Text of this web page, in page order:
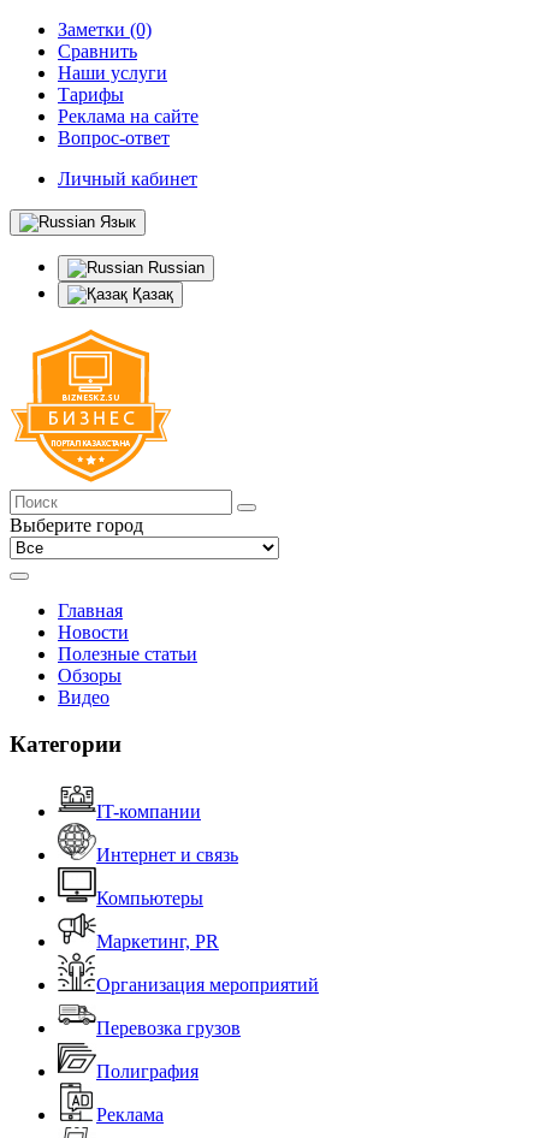
Заметки (0)
Сравнить
Наши услуги
Тарифы
Реклама на сайте
Вопрос-ответ
Личный кабинет
Язык
Russian
Қазақ
Выберите город
Главная
Новости
Полезные статьи
Обзоры
Видео
Категории
IT-компании
Интернет и связь
Компьютеры
Маркетинг, PR
Организация мероприятий
Перевозка грузов
Полиграфия
Реклама